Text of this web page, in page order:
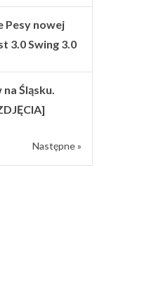
Pesy nowej
3.0 Swing 3.0
Śląsku.
Następne »